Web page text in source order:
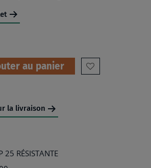
au panier
AJOUTER
la livraison
25 RÉSISTANTE